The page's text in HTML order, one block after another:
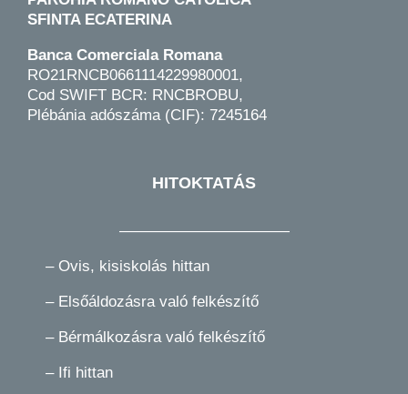
SFINTA ECATERINA
Banca Comerciala Romana
RO21RNCB0661114229980001,
Cod SWIFT BCR: RNCBROBU,
Plébánia adószáma (CIF): 7245164
HITOKTATÁS
———————————
– Ovis, kisiskolás hittan
– Elsőáldozásra való felkészítő
– Bérmálkozásra való felkészítő
–Ifi hittan